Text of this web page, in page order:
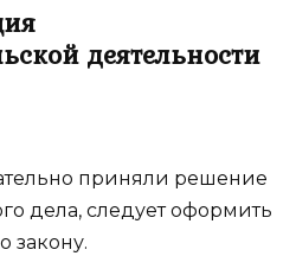
деятельности
приняли решение
дела, следует оформить
закону.